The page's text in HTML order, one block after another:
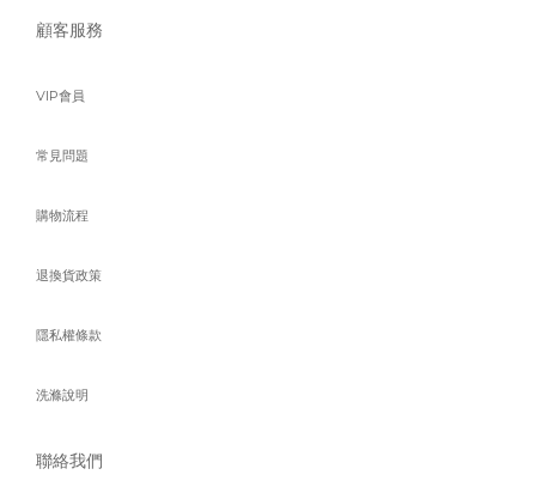
顧客服務
VIP會員
常見問題
購物流程
退換貨政策
隱私權條款
洗滌說明
聯絡我們